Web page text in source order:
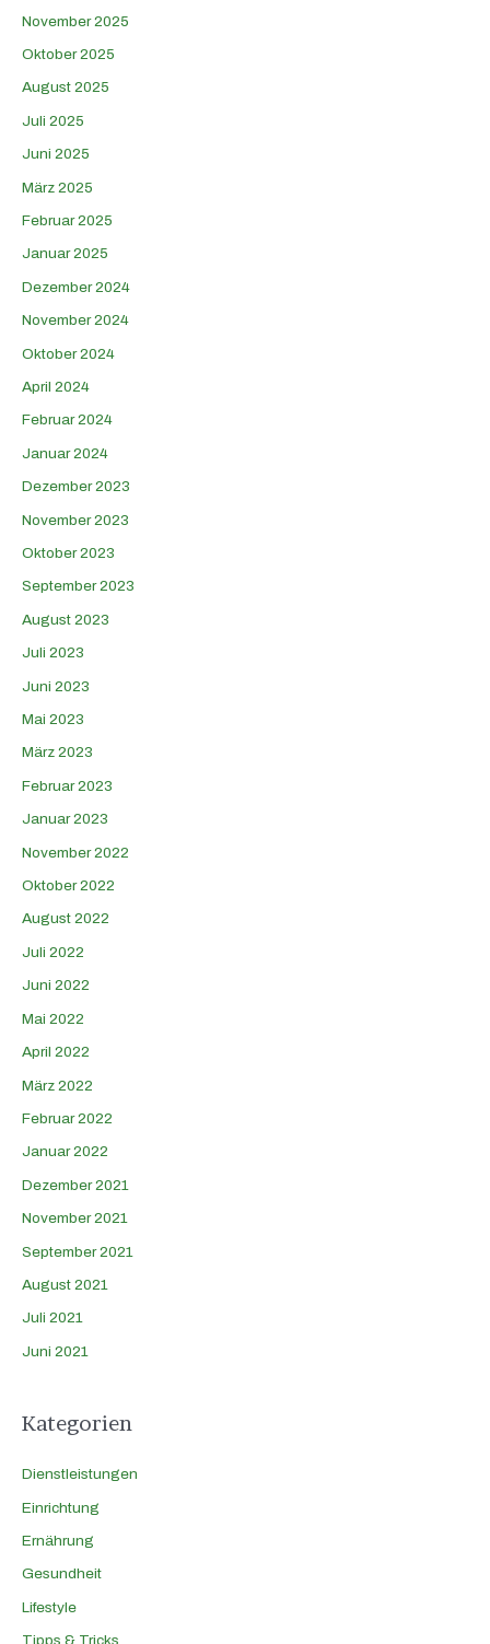
November 2025
Oktober 2025
August 2025
Juli 2025
Juni 2025
März 2025
Februar 2025
Januar 2025
Dezember 2024
November 2024
Oktober 2024
April 2024
Februar 2024
Januar 2024
Dezember 2023
November 2023
Oktober 2023
September 2023
August 2023
Juli 2023
Juni 2023
Mai 2023
März 2023
Februar 2023
Januar 2023
November 2022
Oktober 2022
August 2022
Juli 2022
Juni 2022
Mai 2022
April 2022
März 2022
Februar 2022
Januar 2022
Dezember 2021
November 2021
September 2021
August 2021
Juli 2021
Juni 2021
Kategorien
Dienstleistungen
Einrichtung
Ernährung
Gesundheit
Lifestyle
Tipps & Tricks